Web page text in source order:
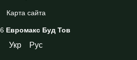
Карта сайта
Евромакс Буд Тов
Укр Рус